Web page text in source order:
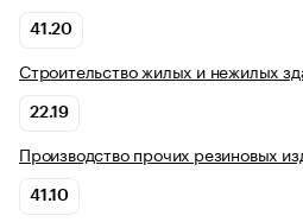
41.20
Строительство жилых и нежилых
22.19
Производство прочих резиновых
41.10